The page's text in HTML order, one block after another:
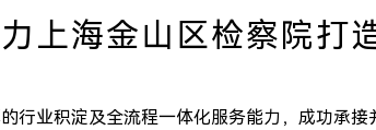
上海金山区检察院打
行业积淀及全流程一体化服务能力，成功承